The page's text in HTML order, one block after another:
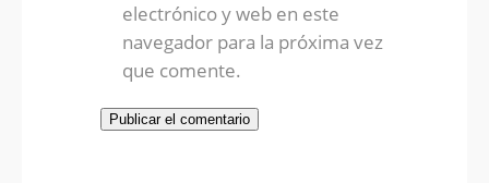
electrónico y web en este
navegador para la próxima vez
que comente.